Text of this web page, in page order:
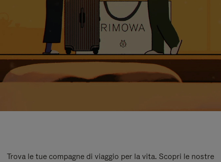
Trova le tue compagne di viaggio per la vita. Scopri le nostre